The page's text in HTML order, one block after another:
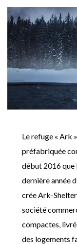
Le refuge « Ark
préfabriquée
début 2016 que
dernière année
crée Ark-
société
compactes,
des logements